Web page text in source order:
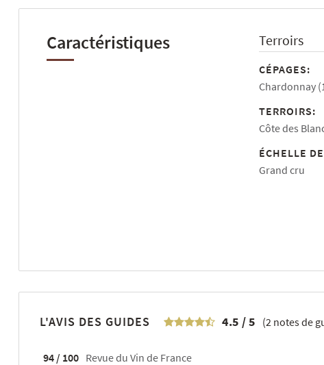
Caractéristiques Terroirs
CÉPAGES:
Chardonnay
TERROIRS:
Côte des
ÉCHELLE
Grand cru
L'AVIS DES GUIDES 4.5 /5 (2 notes de
94 / 100 Revue du Vin de France